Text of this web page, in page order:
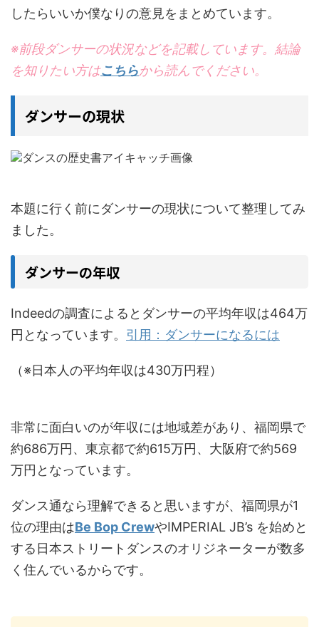
したらいいか僕なりの意見をまとめています。
※前段ダンサーの状況などを記載しています。結論
を知りたい方はこちらから読んでください。
ダンサーの現状
本題に行く前にダンサーの現状について整理してみ
ました。
ダンサーの年収
Indeedの調査によるとダンサーの平均年収は464万
円となっています。 引用：ダンサーになるには
（※日本人の平均年収は430万円程）
非常に面白いのが年収には地域差があり、福岡県で
約686万円、東京都で約615万円、大阪府で約569
万円となっています。
ダンス通なら理解できると思いますが、福岡県が1
位の理由はBe Bop CrewやIMPERIAL JB’s を始めと
する日本ストリートダンスのオリジネーターが数多
く住んでいるからです。